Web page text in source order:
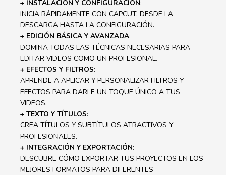
+ INSTALACIÓN Y CONFIGURACIÓN:
INICIA RÁPIDAMENTE CON CAPCUT, DESDE LA
DESCARGA HASTA LA CONFIGURACIÓN.
+ EDICIÓN BÁSICA Y AVANZADA:
DOMINA TODAS LAS TÉCNICAS NECESARIAS PARA
EDITAR VIDEOS COMO UN PROFESIONAL.
+ EFECTOS Y FILTROS:
APRENDE A APLICAR Y PERSONALIZAR FILTROS Y
EFECTOS PARA DARLE UN TOQUE ÚNICO A TUS
VIDEOS.
+ TEXTO Y TÍTULOS:
CREA TÍTULOS Y SUBTÍTULOS ATRACTIVOS Y
PROFESIONALES.
+ INTEGRACIÓN Y EXPORTACIÓN:
DESCUBRE CÓMO EXPORTAR TUS PROYECTOS EN LOS
MEJORES FORMATOS PARA DIFERENTES